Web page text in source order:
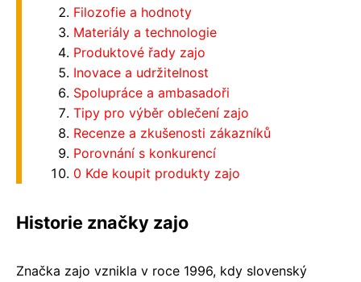
Filozofie a hodnoty
Materiály a technologie
Produktové řady zajo
Inovace a udržitelnost
Spolupráce a ambasadoři
Tipy pro výběr oblečení zajo
Recenze a zkušenosti zákazníků
Porovnání s konkurencí
0 Kde koupit produkty zajo
Historie značky zajo
Značka zajo vznikla v roce 1996, kdy slovenský